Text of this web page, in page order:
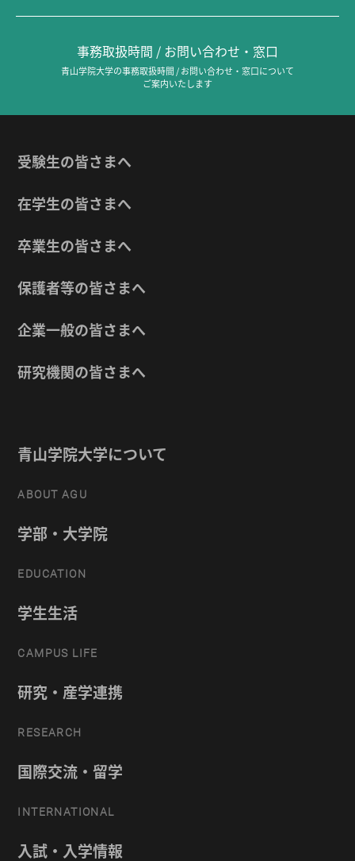
事務取扱時間 / お問い合わせ・窓口
青山学院大学の事務取扱時間 / お問い合わせ・窓口について
ご案内いたします
受験生の皆さまへ
在学生の皆さまへ
卒業生の皆さまへ
保護者等の皆さまへ
企業一般の皆さまへ
研究機関の皆さまへ
青山学院大学について
ABOUT AGU
学部・大学院
EDUCATION
学生生活
CAMPUS LIFE
研究・産学連携
RESEARCH
国際交流・留学
INTERNATIONAL
入試・入学情報